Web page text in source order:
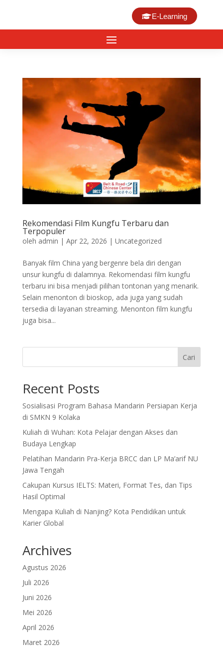
E-Learning
Rekomendasi Film Kungfu Terbaru dan
Terpopuler
oleh admin | Apr 22, 2026 | Uncategorized
Banyak film China yang bergenre bela diri dengan
unsur kungfu di dalamnya. Rekomendasi film kungfu
terbaru ini bisa menjadi pilihan tontonan yang menarik.
Selain menonton di bioskop, ada juga yang sudah
tersedia di layanan streaming. Menonton film kungfu
juga bisa...
Cari
Recent Posts
Sosialisasi Program Bahasa Mandarin Persiapan Kerja
di SMKN 9 Kolaka
Kuliah di Wuhan: Kota Pelajar dengan Akses dan
Budaya Lengkap
Pelatihan Mandarin Pra-Kerja BRCC dan LP Ma’arif NU
Jawa Tengah
Cakupan Kursus IELTS: Materi, Format Tes, dan Tips
Hasil Optimal
Mengapa Kuliah di Nanjing? Kota Pendidikan untuk
Karier Global
Archives
Agustus 2026
Juli 2026
Juni 2026
Mei 2026
April 2026
Maret 2026